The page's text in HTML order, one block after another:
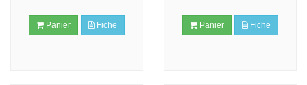
Panier Fiche Panier Fiche